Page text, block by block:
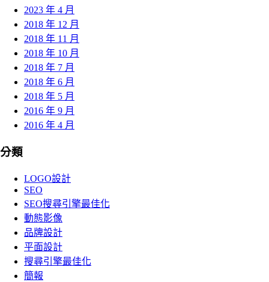
2023 年 4 月
2018 年 12 月
2018 年 11 月
2018 年 10 月
2018 年 7 月
2018 年 6 月
2018 年 5 月
2016 年 9 月
2016 年 4 月
分類
LOGO設計
SEO
SEO搜尋引擎最佳化
動態影像
品牌設計
平面設計
搜尋引擎最佳化
簡報